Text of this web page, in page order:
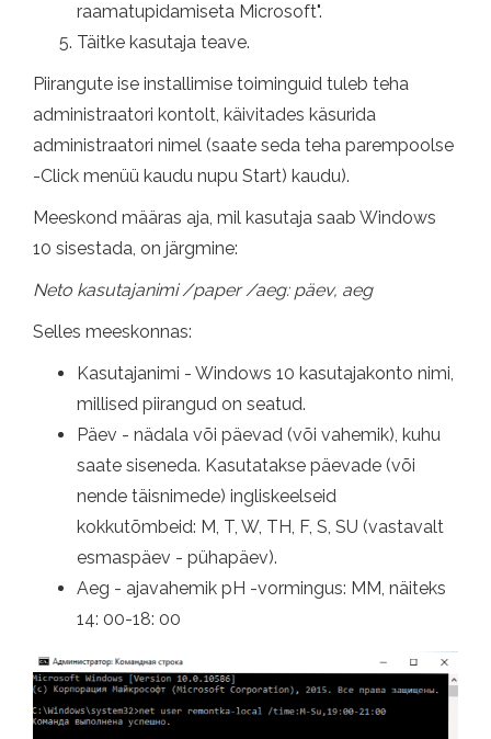
raamatupidamiseta Microsoft".
Täitke kasutaja teave.
Piirangute ise installimise toiminguid tuleb teha
administraatori kontolt, käivitades käsurida
administraatori nimel (saate seda teha parempoolse
-Click menüü kaudu nupu Start) kaudu).
Meeskond määras aja, mil kasutaja saab Windows
10 sisestada, on järgmine:
Neto kasutajanimi /paper /aeg: päev, aeg
Selles meeskonnas:
Kasutajanimi - Windows 10 kasutajakonto nimi,
millised piirangud on seatud.
Päev - nädala või päevad (või vahemik), kuhu
saate siseneda. Kasutatakse päevade (või
nende täisnimede) ingliskeelseid
kokkutõmbeid: M, T, W, TH, F, S, SU (vastavalt
esmaspäev - pühapäev).
Aeg - ajavahemik pH -vormingus: MM, näiteks
14: 00-18: 00